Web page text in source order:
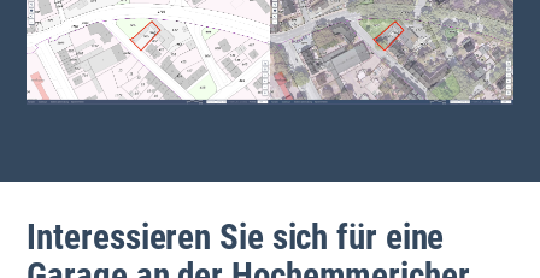
Buchungen
Belege
Mieten
Mietzahlungen
BK-Zahlungen
BK-Abrechnung
Interessieren Sie sich für eine